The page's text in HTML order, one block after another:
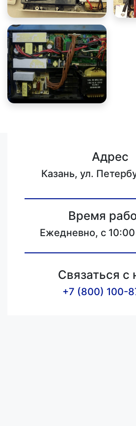
Адрес
Казань, ул.
Время
Ежедневно, с
Связаться с
+7 (800) 100-